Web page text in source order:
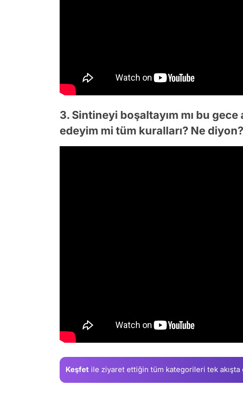
3. Sintineyi boşaltayım mı bu
edeyim mi tüm kuralları? Ne diyon?
Keşfet ile ziyaret ettiğin tüm kategorileri tek akışta